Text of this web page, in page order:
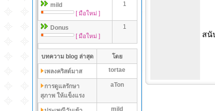
mild
[ มือใหม่ ]
1
Donus
[ มือใหม่ ]
1
บทความ blog ล่าสุด โดย
เพลงคริสต์มาส tortae
การดูแลรักษา
สุภาพ ให้แข็งแรง
aTon
mild
สนั